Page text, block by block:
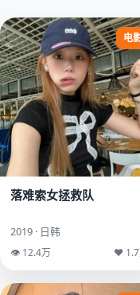
电
落难索女拯救队
2019 · 日韩
👁 12.4万 ♥